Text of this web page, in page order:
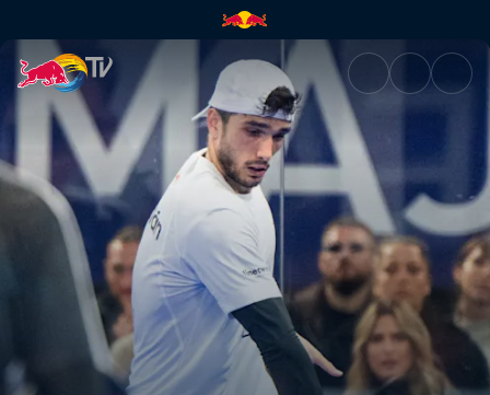
Tag 1 – Secondary Court |